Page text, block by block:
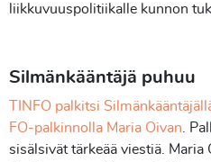
liikkuvuuspolitiikalle kunnon
Silmänkääntäjä puhuu
TINFO palkitsi
FO-palkinnolla Maria Oivan .
sisälsivät tärkeää viestiä. Maria